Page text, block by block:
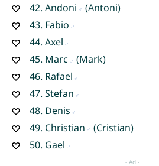
42. Andoni
(Antoni)
43. Fabio
44. Axel
45. Marc
(Mark)
46. Rafael
47. Stefan
48. Denis
49. Christian
(Cristian)
50. Gael